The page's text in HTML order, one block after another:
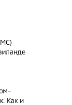
Как и